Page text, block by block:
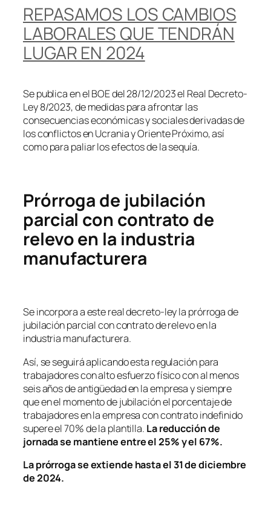
REPASAMOS LOS CAMBIOS
LABORALES QUE TENDRÁN
LUGAR EN 2024
Se publica en el BOE del 28/12/2023 el Real Decreto-
Ley 8/2023, de medidas para afrontar las
consecuencias económicas y sociales derivadas de
los conflictos en Ucrania y Oriente Próximo, así
como para paliar los efectos de la sequía.
Prórroga de jubilación
parcial con contrato de
relevo en la industria
manufacturera
Se incorpora a este real decreto-ley la prórroga de
jubilación parcial con contrato de relevo en la
industria manufacturera.
Así, se seguirá aplicando esta regulación para
trabajadores con alto esfuerzo físico con al menos
seis años de antigüedad en la empresa y siempre
que en el momento de jubilación el porcentaje de
trabajadores en la empresa con contrato indefinido
supere el 70% de la plantilla. La reducción de
jornada se mantiene entre el 25% y el 67%.
La prórroga se extiende hasta el 31 de diciembre
de 2024.